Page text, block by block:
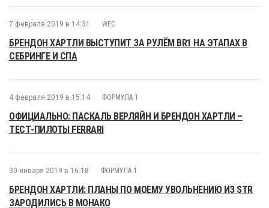
7 февраля 2019 в 14:31 WEC
БРЕНДОН ХАРТЛИ ВЫСТУПИТ ЗА РУЛЁМ BR1 НА ЭТАПАХ В
СЕБРИНГЕ И СПА
4 февраля 2019 в 15:14 ФОРМУЛА 1
ОФИЦИАЛЬНО: ПАСКАЛЬ ВЕРЛЯЙН И БРЕНДОН ХАРТЛИ –
ТЕСТ-ПИЛОТЫ FERRARI
30 января 2019 в 16:18 ФОРМУЛА 1
БРЕНДОН ХАРТЛИ: ПЛАНЫ ПО МОЕМУ УВОЛЬНЕНИЮ ИЗ STR
ЗАРОДИЛИСЬ В МОНАКО